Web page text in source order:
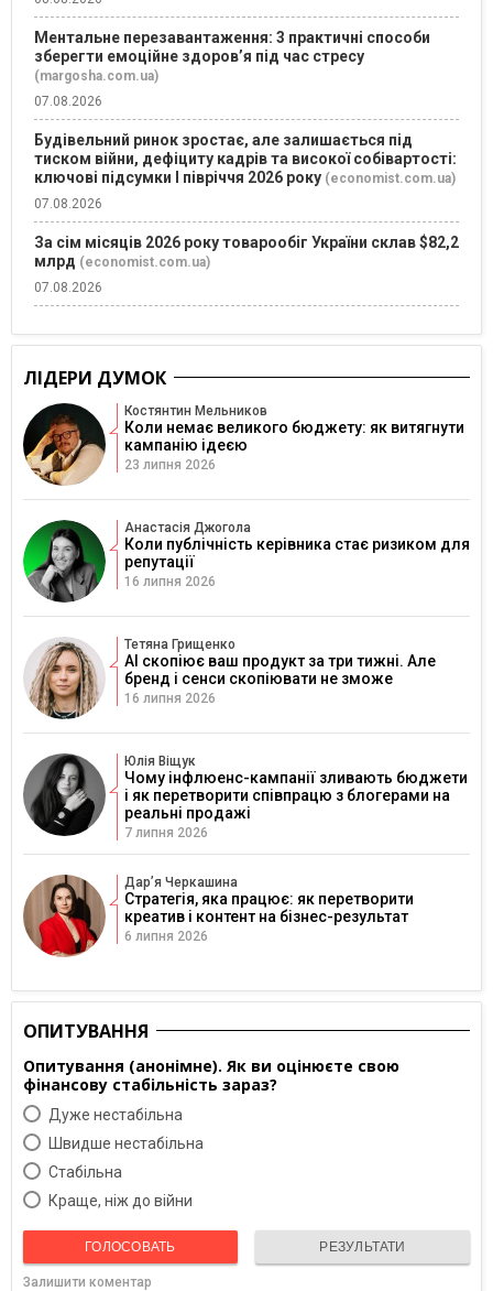
Ментальне перезавантаження: 3 практичні способи
зберегти емоційне здоров’я під час стресу
(margosha.com.ua)
07.08.2026
Будівельний ринок зростає, але залишається під
тиском війни, дефіциту кадрів та високої собівартості:
ключові підсумки І півріччя 2026 року (economist.com.ua)
07.08.2026
За сім місяців 2026 року товарообіг України склав $82,2
млрд (economist.com.ua)
07.08.2026
ЛІДЕРИ ДУМОК
Костянтин Мельников
Коли немає великого бюджету: як витягнути
кампанію ідеєю
23 липня 2026
Анастасія Джогола
Коли публічність керівника стає ризиком для
репутації
16 липня 2026
Тетяна Грищенко
AI скопіює ваш продукт за три тижні. Але
бренд і сенси скопіювати не зможе
16 липня 2026
Юлія Віщук
Чому інфлюенс-кампанії зливають бюджети
і як перетворити співпрацю з блогерами на
реальні продажі
7 липня 2026
Дарʼя Черкашина
Стратегія, яка працює: як перетворити
креатив і контент на бізнес-результат
6 липня 2026
ОПИТУВАННЯ
Опитування (анонімне). Як ви оцінюєте свою
фінансову стабільність зараз?
Дуже нестабільна
Швидше нестабільна
Cтабільна
Краще, ніж до війни
ГОЛОСОВАТЬ РЕЗУЛЬТАТИ
Залишити коментар